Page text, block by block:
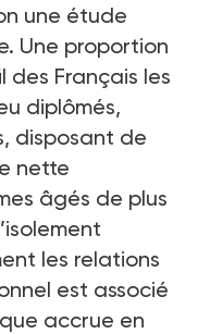
une étude
Une proportion
des Français les
diplômés,
disposant de
nette
âgés de plus
les relations
est associé
accrue en